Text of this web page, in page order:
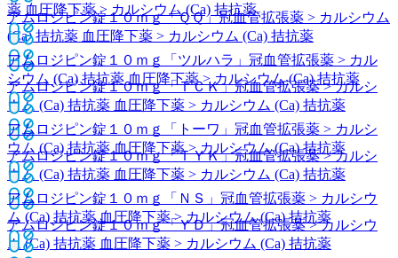
アムロジピン錠１０ｍｇ「ＱＱ」冠血管拡張薬 > カルシウム
(Ca) 拮抗薬 血圧降下薬 > カルシウム (Ca) 拮抗薬
アムロジピン錠１０ｍｇ「ＴＣＫ」冠血管拡張薬 > カルシ
ウム (Ca) 拮抗薬 血圧降下薬 > カルシウム (Ca) 拮抗薬
アムロジピン錠１０ｍｇ「ＴＹＫ」冠血管拡張薬 > カルシ
ウム (Ca) 拮抗薬 血圧降下薬 > カルシウム (Ca) 拮抗薬
アムロジピン錠１０ｍｇ「ＹＤ」冠血管拡張薬 > カルシウ
ム (Ca) 拮抗薬 血圧降下薬 > カルシウム (Ca) 拮抗薬
薬 血圧降下薬 > カルシウム (Ca) 拮抗薬
アムロジピン錠１０ｍｇ「ツルハラ」 冠血管拡張薬 > カル
シウム (Ca) 拮抗薬 血圧降下薬 > カルシウム (Ca) 拮抗薬
アムロジピン錠１０ｍｇ「トーワ」 冠血管拡張薬 > カルシ
ウム (Ca) 拮抗薬 血圧降下薬 > カルシウム (Ca) 拮抗薬
アムロジピン錠１０ｍｇ「ＮＳ」 冠血管拡張薬 > カルシウ
ム (Ca) 拮抗薬 血圧降下薬 > カルシウム (Ca) 拮抗薬